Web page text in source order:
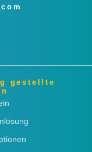
gestellte